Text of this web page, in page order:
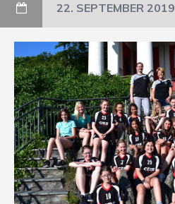
22. SEPTEMBER 2019